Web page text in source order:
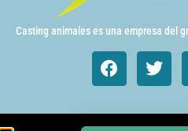
Casting animales es una empresa del